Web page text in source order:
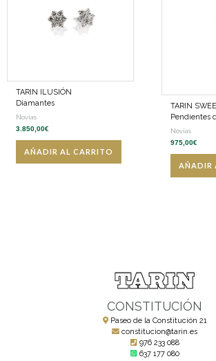
TARIN ILUSIÓN
Diamantes
Novias
3.850,00€
AÑADIR AL CARRITO
TARIN
Pendientes
Novias
975,00€
AÑADIR
CONSTITUCIÓN
Paseo de la Constitución 21
constitucion@tarin.es
976 233 088
637 177 080